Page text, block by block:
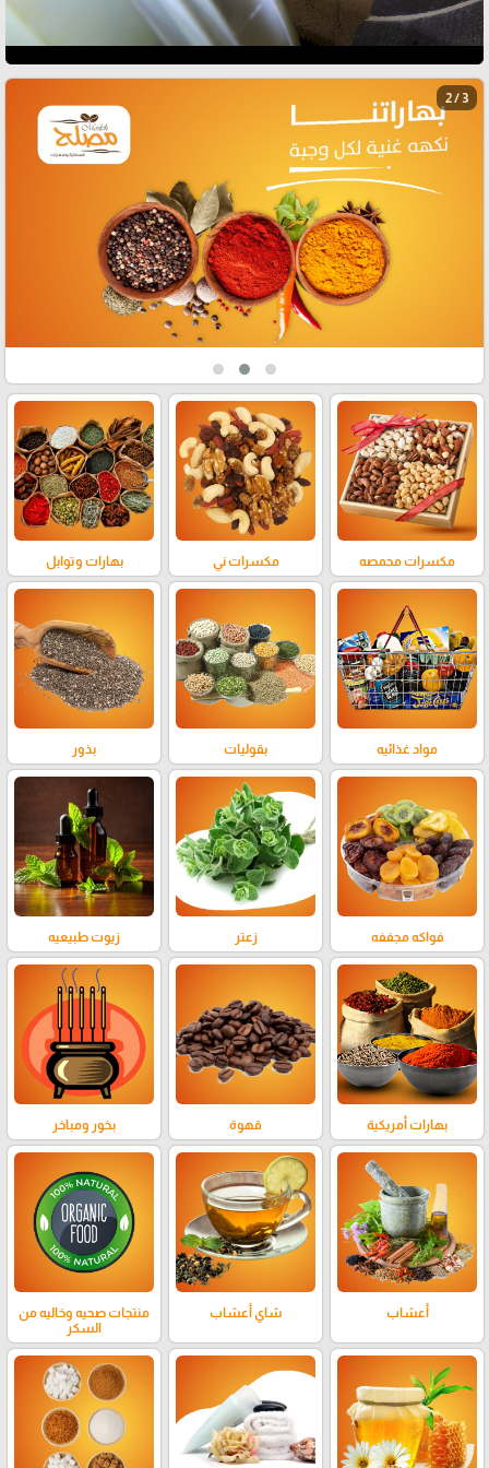
3 / 3
مكسرات محمصه مكسرات ني بهارات وتوابل
مواد غذائيه بقوليات بذور
فواكه مجففه زعتر زيوت طبيعيه
بهارات أمريكية قهوة بخور ومباخر
أعشاب شاي أعشاب
منتجات صحيه وخاليه من
السكر